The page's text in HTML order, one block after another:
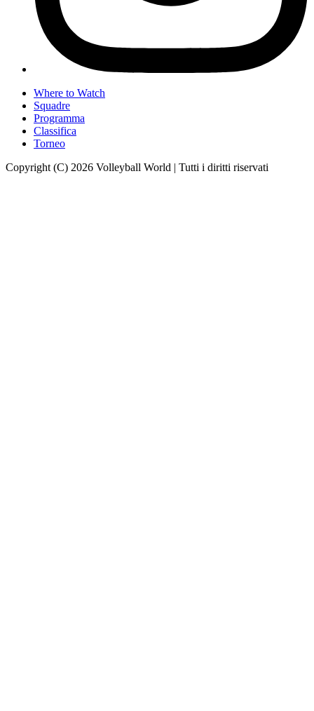
Where to Watch
Squadre
Programma
Classifica
Torneo
Copyright (C) 2026 Volleyball World | Tutti i diritti riservati